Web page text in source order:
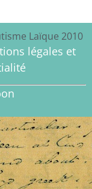
Laïque 2010
légales et